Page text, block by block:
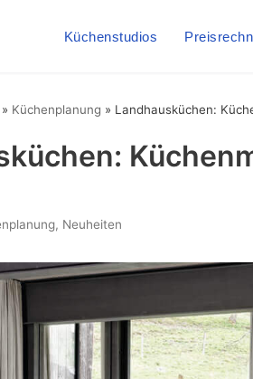
Küchenstudios
» Küchenplanung » Landhausküchen:
, Neuheiten